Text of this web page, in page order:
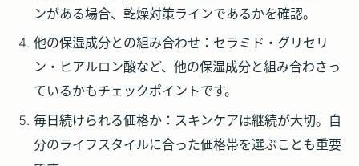
ンがある場合、乾燥対策ラインであるかを確認。
他の保湿成分との組み合わせ ：セラミド・グリセリ
ン・ヒアルロン酸など、他の保湿成分と組み合わさっ
ているかもチェックポイントです。
毎日続けられる価格か ：スキンケアは継続が大切。自
分のライフスタイルに合った価格帯を選ぶことも重要